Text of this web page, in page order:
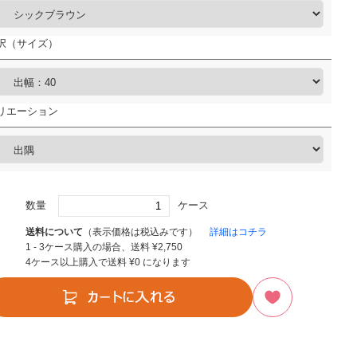
（サイズ）
エーション
数量 ケース
送料について （表示価格は税込みです） 詳細はコチラ
1 - 3ケース購入の場合、送料 ¥2,750
4ケース以上購入で送料 ¥0 になります